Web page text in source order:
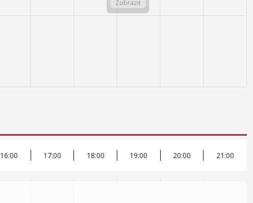
16:00 17:00 18:00 19:00 20:00 21:00